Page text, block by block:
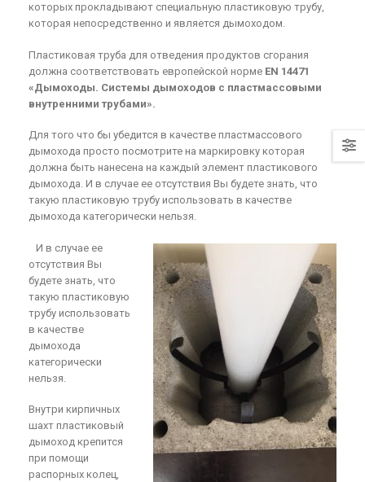
которых прокладывают специальную пластиковую трубу,
которая непосредственно и является дымоходом.
Пластиковая труба для отведения продуктов сгорания
должна соответствовать европейской норме EN 14471
«Дымоходы. Системы дымоходов с пластмассовыми
внутренними трубами».
Для того что бы убедится в качестве пластмассового
дымохода просто посмотрите на маркировку которая
должна быть нанесена на каждый элемент пластикового
дымохода. И в случае ее отсутствия Вы будете знать, что
такую пластиковую трубу использовать в качестве
дымохода категорически нельзя.
И в случае ее
отсутствия Вы
будете знать, что
такую пластиковую
трубу использовать
в качестве
дымохода
категорически
нельзя.
Внутри кирпичных
шахт пластиковый
дымоход крепится
при помощи
распорных колец,